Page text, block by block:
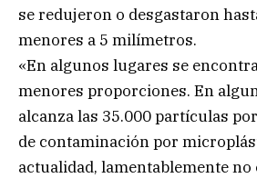
se redujeron o desgastaron
menores a 5 milímetros.
«En algunos lugares se
menores proporciones. En
alcanza las 35.000 partículas
de contaminación por
actualidad, lamentablemente no